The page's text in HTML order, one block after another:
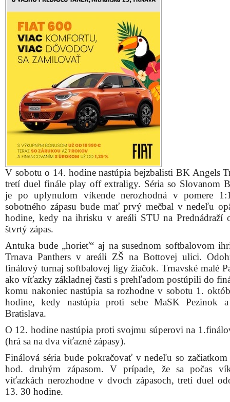
V sobotu o 14. hodine nastúpia bejzbalisti BK Angels
tretí duel finále play off extraligy. Séria so Slovanom
je po uplynulom víkende nerozhodná v pomere
sobotného zápasu bude mať prvý mečbal v nedeľu
hodine, kedy na ihrisku v areáli STU na Prednádraží
štvrtý zápas.
Antuka bude „horieť“ aj na susednom softbalovom
Trnava Panthers v areáli ZŠ na Bottovej ulici.
finálový turnaj softbalovej ligy žiačok. Trnavské malé
ako víťazky základnej časti s prehľadom postúpili do
komu nakoniec nastúpia sa rozhodne v sobotu 1.
hodine, kedy nastúpia proti sebe MaSK Pezinok
Bratislava.
O 12. hodine nastúpia proti svojmu súperovi na
(hrá sa na dva víťazné zápasy).
Finálová séria bude pokračovať v nedeľu so
hod. druhým zápasom. V prípade, že sa počas
víťazkách nerozhodne v dvoch zápasoch, tretí duel
13. 30 hodine.